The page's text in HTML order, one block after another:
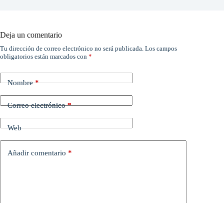
Deja un comentario
Tu dirección de correo electrónico no será publicada. Los campos
obligatorios están marcados con *
Nombre*
Correo electrónico*
Web
Añadir comentario *